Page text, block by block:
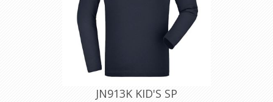
JN913K KID'S SP